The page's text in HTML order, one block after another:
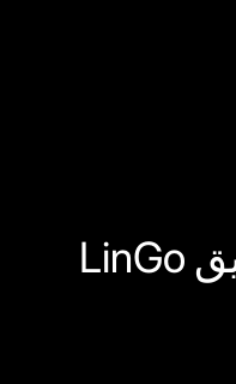
احصل على تطبيق LinGo